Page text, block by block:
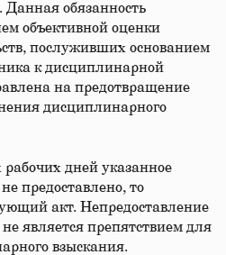
Данная обязанность
объективной оценки
послуживших основанием
к дисциплинарной
на предотвращение
дисциплинарного
дней указанное
предоставлено, то
акт. Непредоставление
является препятствием для
взыскания.